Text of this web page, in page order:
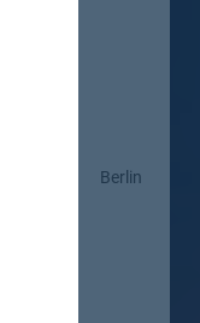
Berlin